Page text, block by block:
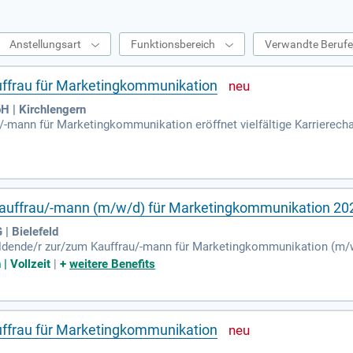
Anstellungsart Funktionsbereich Verwandte Berufe
für Marketingkommunikation
| Kirchlengern
mann für Marketingkommunikation eröffnet vielfältige
Marketing- und Werbemaßnahmen eingebunden. Du
teilnehmen und wertvolle Erfahrungen sammeln. So
verschiedenen Bereichen.
mann (m/w/d) für Marketingkommunikation
| Bielefeld
r zur/zum Kauffrau/-mann für Marketingkommunikation (m/
abwechslungsreiche Aufgaben und hervorragende
Firmen-Events und ein Teamer:innen-Seminar in
und das Deutschlandticket zu einem niedrigen Preis. Werde
| Vollzeit |+weitere Benefits
für Marketingkommunikation